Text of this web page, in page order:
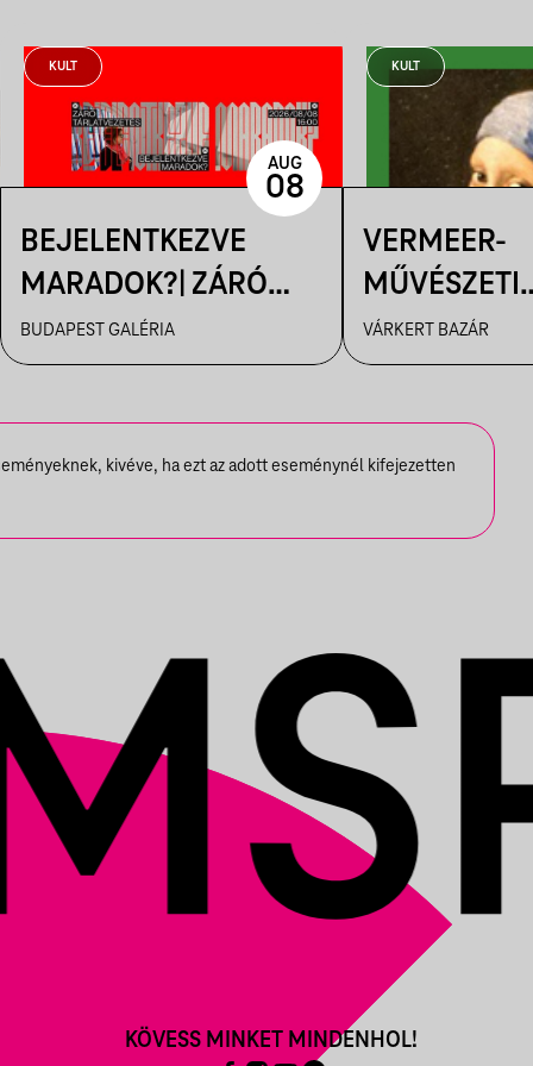
KULT
BEJELENTKEZVE
MARADOK?| ZÁRÓ
TÁRLATVEZETÉS
BUDAPEST GALÉRIA
AUG
08
KULT
VERMEER-
MŰVÉSZETI
VÁRKERT BAZÁR
kivéve, ha ezt az adott eseménynél kifejezetten
KÖVESS MINKET MINDENHOL!